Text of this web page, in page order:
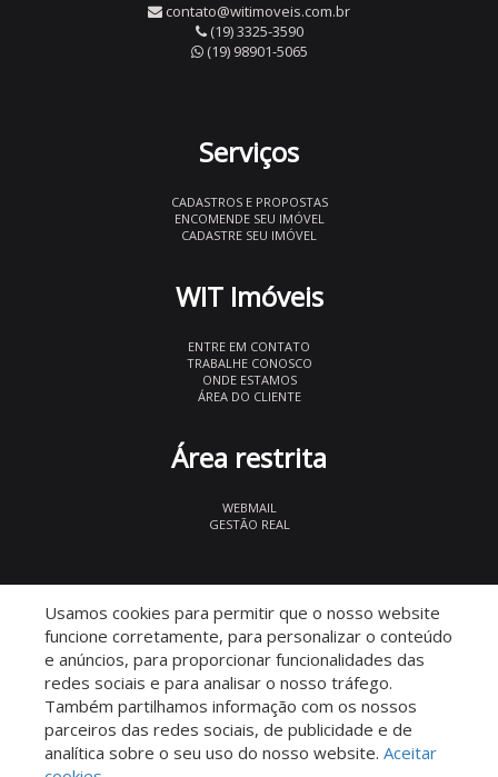
contato@witimoveis.com.br
(19) 3325-3590
(19) 98901-5065
Serviços
CADASTROS E PROPOSTAS
ENCOMENDE SEU IMÓVEL
CADASTRE SEU IMÓVEL
WIT Imóveis
ENTRE EM CONTATO
TRABALHE CONOSCO
ONDE ESTAMOS
ÁREA DO CLIENTE
Área restrita
WEBMAIL
GESTÃO REAL
Descomplicado por:
Usamos cookies para permitir que o nosso website
funcione corretamente, para personalizar o conteúdo
e anúncios, para proporcionar funcionalidades das
redes sociais e para analisar o nosso tráfego.
Também partilhamos informação com os nossos
parceiros das redes sociais, de publicidade e de
analítica sobre o seu uso do nosso website. Aceitar